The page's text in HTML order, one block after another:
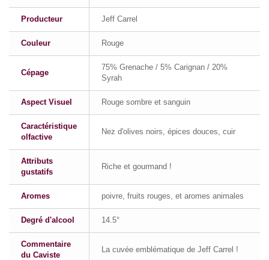
Producteur Jeff Carrel
Couleur Rouge
Cépage
75% Grenache / 5% Carignan / 20%
Syrah
Aspect Visuel Rouge sombre et sanguin
Caractéristique
olfactive
Nez d'olives noirs, épices douces, cuir
Attributs
gustatifs
Riche et gourmand !
Aromes poivre, fruits rouges, et aromes animales
Degré d'alcool 14.5°
Commentaire
du Caviste
La cuvée emblématique de Jeff Carrel !